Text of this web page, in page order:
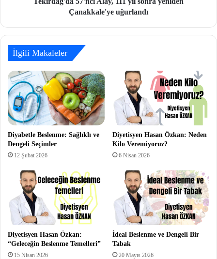
Çanakkale'ye uğurlandı
İlgili Makaleler
Diyabetle Beslenme: Sağlıklı ve
Dengeli Seçimler
12 Şubat 2026
Diyetisyen Hasan Özkan: Neden
Kilo Veremiyoruz?
6 Nisan 2026
Diyetisyen Hasan Özkan:
“Geleceğin Beslenme Temelleri”
15 Nisan 2026
İdeal Beslenme ve Dengeli Bir
Tabak
20 Mayıs 2026